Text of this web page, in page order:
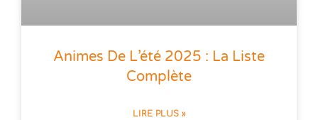
Animes De L’été 2025 : La Liste
Complète
LIRE PLUS »